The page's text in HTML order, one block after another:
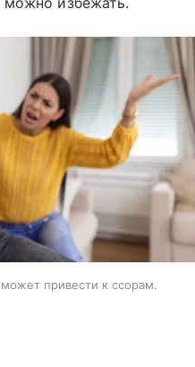
привести к ссорам.